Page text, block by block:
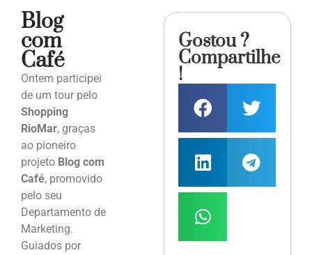
Blog
com
Café
Ontem participei
de um tour pelo
Shopping
RioMar, graças
ao pioneiro
projeto Blog com
Café, promovido
pelo seu
Departamento de
Marketing.
Guiados por
Gostou ?
Compartilhe
!